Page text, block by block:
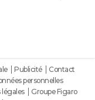
Publicité
Contact
personnelles
légales
Groupe Figaro